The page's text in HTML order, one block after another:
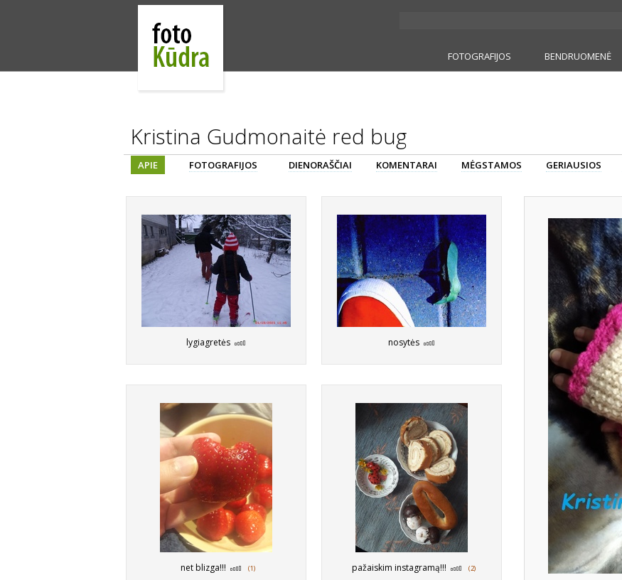
FOTOGRAFIJOS BENDRUOMENĖ
Kristina Gudmonaitė red bug
APIE FOTOGRAFIJOS DIENORAŠČIAI KOMENTARAI MĖGSTAMOS GERIAUSIOS
lygiagretės nosytės
net blizga!!! (1) pažaiskim instagramą!!! (2)